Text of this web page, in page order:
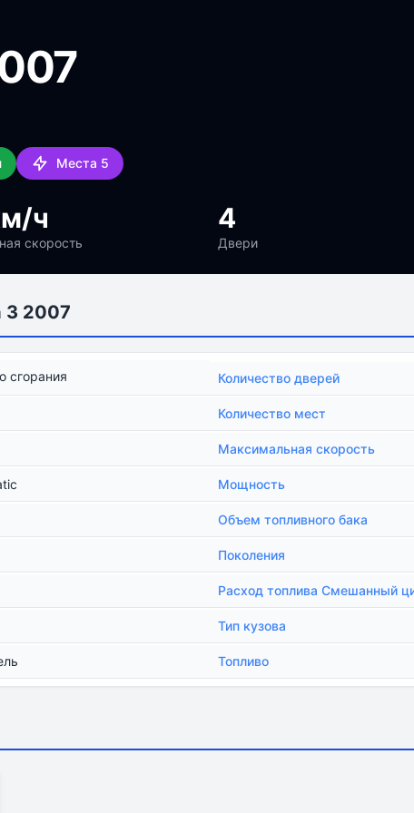
Места 5
ч
скорость
4
Двери
3 2007
сгорания Количество дверей
Количество мест
Максимальная скорость
Мощность
Объем топливного бака
Поколения
Расход топлива Смешанный
Тип кузова
Топливо